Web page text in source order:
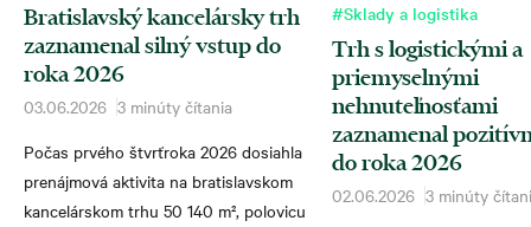
Bratislavský kancelársky trh
zaznamenal silný vstup do
roka 2026
03.06.2026 3 minúty čítania
Počas prvého štvrťroka 2026 dosiahla
prenájmová aktivita na bratislavskom
kancelárskom trhu 50 140 m², polovicu
#Sklady a logistika
Trh s logistickými a
priemyselnými
nehnuteľnosťami
zaznamenal
do roka 2026
02.06.2026 3 minúty